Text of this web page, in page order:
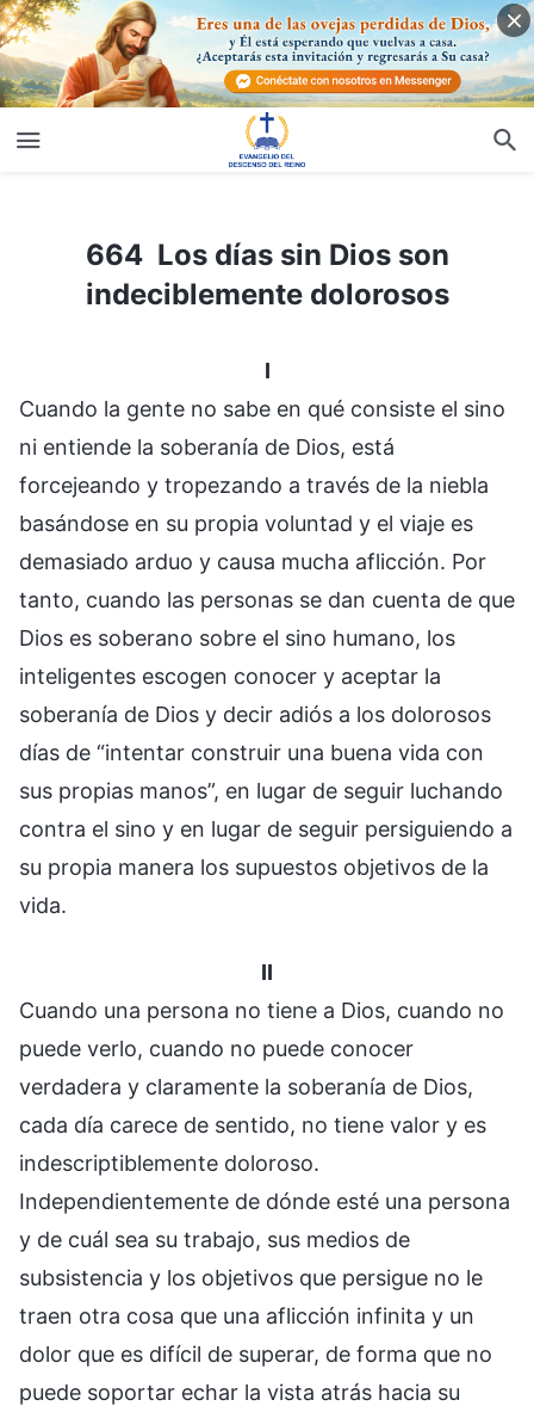
664 Los días sin Dios son indeciblemente dolorosos
664 Los días sin Dios son
indeciblemente dolorosos
I
Cuando la gente no sabe en qué consiste el sino
ni entiende la soberanía de Dios, está
forcejeando y tropezando a través de la niebla
basándose en su propia voluntad y el viaje es
demasiado arduo y causa mucha aflicción. Por
tanto, cuando las personas se dan cuenta de que
Dios es soberano sobre el sino humano, los
inteligentes escogen conocer y aceptar la
soberanía de Dios y decir adiós a los dolorosos
días de “intentar construir una buena vida con
sus propias manos”, en lugar de seguir luchando
contra el sino y en lugar de seguir persiguiendo a
su propia manera los supuestos objetivos de la
vida.
II
Cuando una persona no tiene a Dios, cuando no
puede verlo, cuando no puede conocer
verdadera y claramente la soberanía de Dios,
cada día carece de sentido, no tiene valor y es
indescriptiblemente doloroso.
Independientemente de dónde esté una persona
y de cuál sea su trabajo, sus medios de
subsistencia y los objetivos que persigue no le
traen otra cosa que una aflicción infinita y un
dolor que es difícil de superar, de forma que no
puede soportar echar la vista atrás hacia su